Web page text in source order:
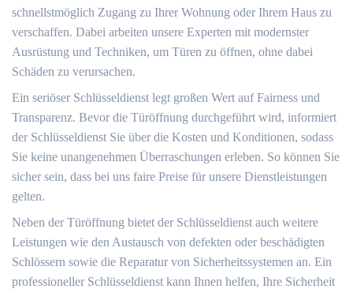
schnellstmöglich Zugang zu Ihrer Wohnung oder Ihrem Haus zu
verschaffen.​ Dabei arbeiten unsere Experten mit modernster
Ausrüstung und Techniken, um Türen zu öffnen, ohne dabei
Schäden zu verursachen.​
Ein seriöser Schlüsseldienst legt großen Wert auf Fairness und
Transparenz.​ Bevor die Türöffnung durchgeführt wird, informiert
der Schlüsseldienst Sie über die Kosten und Konditionen, sodass
Sie keine unangenehmen Überraschungen erleben. So können Sie
sicher sein, dass bei uns faire Preise für unsere Dienstleistungen
gelten.​
Neben der Türöffnung bietet der Schlüsseldienst auch weitere
Leistungen wie den Austausch von defekten oder beschädigten
Schlössern sowie die Reparatur von Sicherheitssystemen an.​ Ein
professioneller Schlüsseldienst kann Ihnen helfen, Ihre Sicherheit